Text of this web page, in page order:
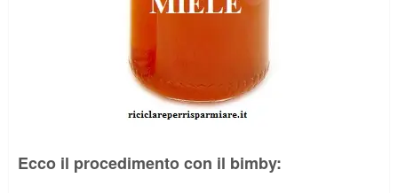
Ecco il procedimento con il bimby: